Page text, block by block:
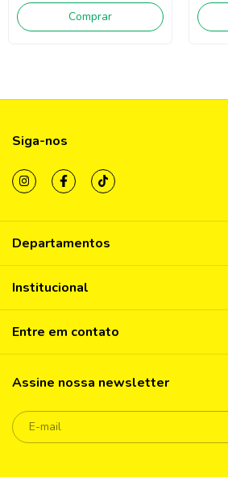
Comprar
Siga-nos
Departamentos
Institucional
Entre em contato
Assine nossa newsletter